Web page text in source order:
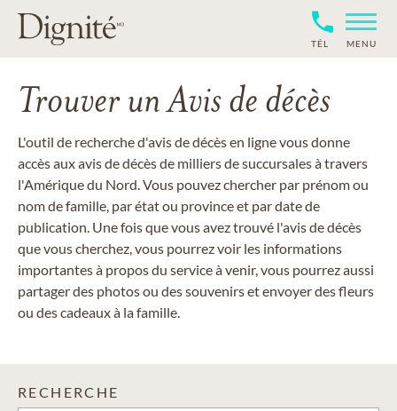
TÉL MENU
Trouver un Avis de décès
L'outil de recherche d'avis de décès en ligne vous donne
accès aux avis de décès de milliers de succursales à travers
l'Amérique du Nord. Vous pouvez chercher par prénom ou
nom de famille, par état ou province et par date de
publication. Une fois que vous avez trouvé l'avis de décès
que vous cherchez, vous pourrez voir les informations
importantes à propos du service à venir, vous pourrez aussi
partager des photos ou des souvenirs et envoyer des fleurs
ou des cadeaux à la famille.
RECHERCHE